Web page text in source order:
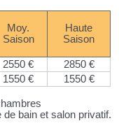
Moy.
Saison
Haute
Saison
2550 €
2850 €
1550 € 1550 €
bain et salon privatif.